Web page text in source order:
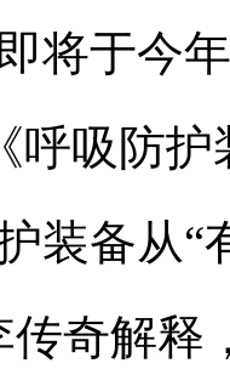
将于今
呼吸防
装备从“
传奇解释